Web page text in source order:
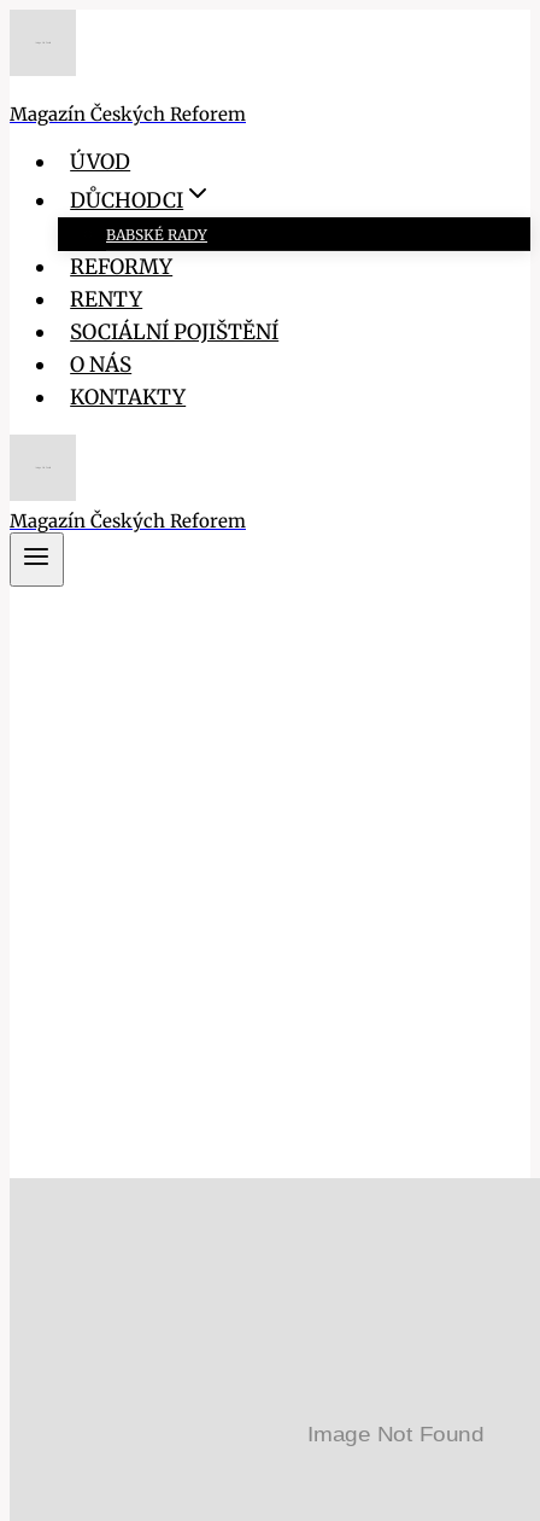
Magazín Českých Reforem
ÚVOD
DŮCHODCI
BABSKÉ RADY
REFORMY
RENTY
SOCIÁLNÍ POJIŠTĚNÍ
O NÁS
KONTAKTY
Magazín Českých Reforem